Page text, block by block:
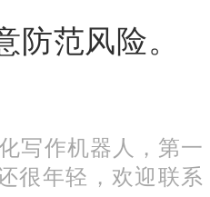
范风险。
写作机器人，第一
很年轻，欢迎联系